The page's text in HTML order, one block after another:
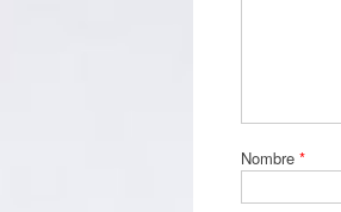
Nombre *